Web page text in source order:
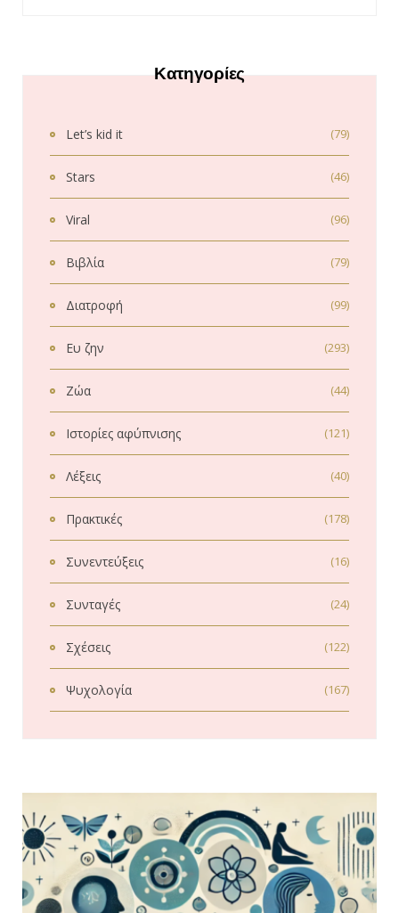
Κατηγορίες
Let’s kid it (79)
Stars (46)
Viral (96)
Βιβλία (79)
Διατροφή (99)
Ευ ζην (293)
Ζώα (44)
Ιστορίες αφύπνισης (121)
Λέξεις (40)
Πρακτικές (178)
Συνεντεύξεις (16)
Συνταγές (24)
Σχέσεις (122)
Ψυχολογία (167)